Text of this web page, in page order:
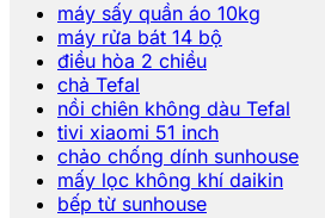
máy sấy quần áo 10kg
máy rửa bát 14 bộ
điều hòa 2 chiều
chả Tefal
nồi chiên không dàu Tefal
tivi xiaomi 51 inch
chảo chống dính sunhouse
mấy lọc không khí daikin
bếp từ sunhouse